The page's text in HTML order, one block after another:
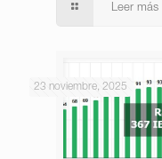
Leer más
23 noviembre, 2025